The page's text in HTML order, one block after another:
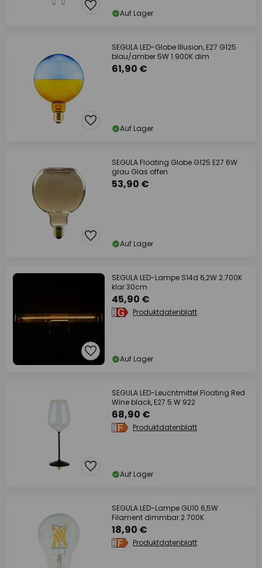
Auf Lager
SEGULA LED-Globe Illusion, E27 G125
blau/amber 5W 1.900K dim
61,90 €
Auf Lager
SEGULA Floating Globe G125 E27 6W
grau Glas offen
53,90 €
Auf Lager
SEGULA LED-Lampe S14d 6,2W 2.700K
klar 30cm
45,90 €
Produktdatenblatt
Auf Lager
SEGULA LED-Leuchtmittel Floating Red
Wine black, E27 5 W 922
68,90 €
Produktdatenblatt
Auf Lager
SEGULA LED-Lampe GU10 6,5W
Filament dimmbar 2.700K
18,90 €
Produktdatenblatt